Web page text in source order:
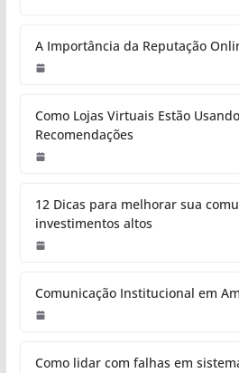
A Importância da Reputação
Como Lojas Virtuais Estão
Recomendações
12 Dicas para melhorar sua
investimentos altos
Comunicação Institucional em
Como lidar com falhas em